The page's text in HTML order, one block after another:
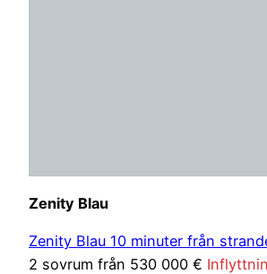
Zenity Blau
Zenity Blau 10 minuter från
2 sovrum från 530 000 €